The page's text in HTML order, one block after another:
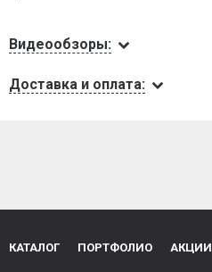
Видеообзоры:
Доставка и оплата:
КАТАЛОГ ПОРТФОЛИО АКЦИИ